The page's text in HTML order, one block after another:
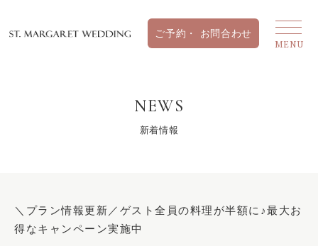
NEWS
新着情報
＼プラン情報更新／ゲスト全員の料理が半額に♪最大お
得なキャンペーン実施中